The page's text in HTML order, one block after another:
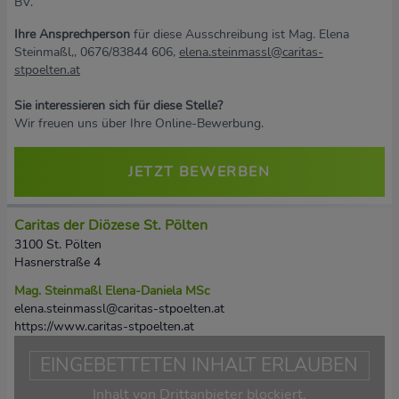
Ihre Ansprechperson für diese Ausschreibung ist Mag. Elena
Steinmaßl,, 0676/83844 606, elena.steinmassl@caritas-
stpoelten.at
Sie interessieren sich für diese Stelle?
Wir freuen uns über Ihre Online-Bewerbung.
JETZT BEWERBEN
Caritas der Diözese St. Pölten
3100 St. Pölten
Hasnerstraße 4
Mag. Steinmaßl Elena-Daniela MSc
elena.steinmassl@caritas-stpoelten.at
https://www.caritas-stpoelten.at
EINGEBETTETEN INHALT ERLAUBEN
Inhalt von Drittanbieter blockiert.